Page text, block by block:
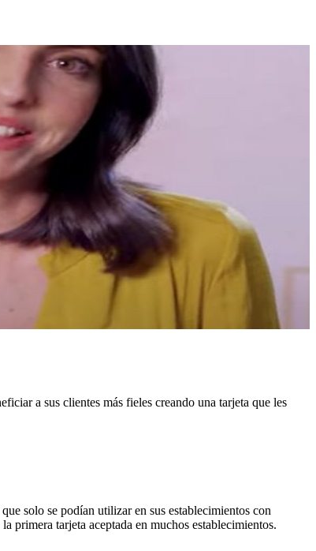
a sus clientes más fieles creando una tarjeta que les
solo se podían utilizar en sus establecimientos con
primera tarjeta aceptada en muchos establecimientos.